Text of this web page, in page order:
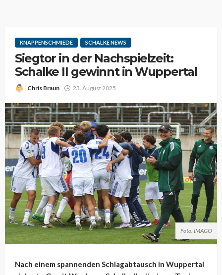
KNAPPENSCHMIEDE SCHALKE NEWS
Siegtor in der Nachspielzeit:
Schalke II gewinnt in Wuppertal
Chris Braun 23. August 2025
Foto: IMAGO
Nach einem spannenden Schlagabtausch in Wuppertal